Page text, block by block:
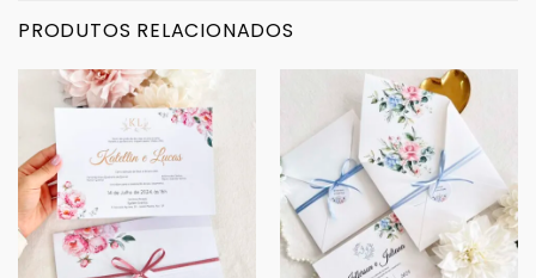
PRODUTOS RELACIONADOS